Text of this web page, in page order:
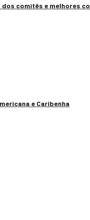
comitês e melhores
e Caribenha